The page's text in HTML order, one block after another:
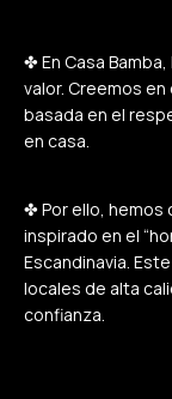
✤ En Casa
valor. Creemos
basada en el
en casa.
✤ Por ello, hemos
inspirado en el
Escandinavia.
locales de alta
confianza.